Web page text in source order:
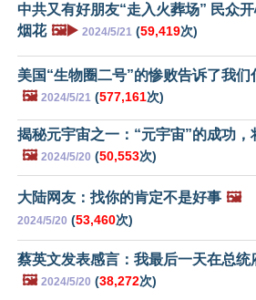
中共又有好朋友“走入火葬场” 民众
烟花 🖼️▶️ 2024/5/21 (59,419次)
美国“生物圈二号”的惨败告诉了我们
🖼️ 2024/5/21 (577,161次)
揭秘元宇宙之一：“元宇宙”的成功，
🖼️ 2024/5/20 (50,553次)
大陆网友：找你的肯定不是好事 🖼️
2024/5/20 (53,460次)
蔡英文发表感言：我最后一天在总统
🖼️ 2024/5/20 (38,272次)